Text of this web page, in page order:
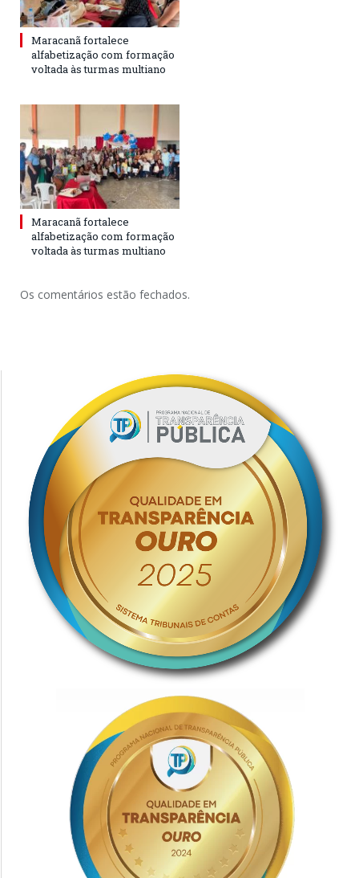
Maracanã fortalece
alfabetização com formação
voltada às turmas multiano
Maracanã fortalece
alfabetização com formação
voltada às turmas multiano
Os comentários estão fechados.